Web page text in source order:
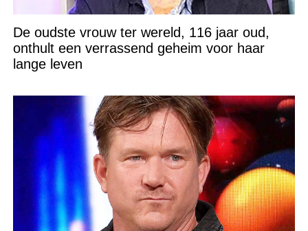
De oudste vrouw ter wereld, 116 jaar oud,
onthult een verrassend geheim voor haar
lange leven